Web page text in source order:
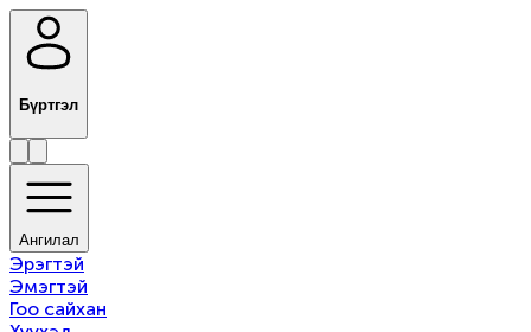
Бүртгэл
Ангилал
Эрэгтэй
Эмэгтэй
Гоо сайхан